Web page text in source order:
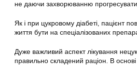
не даючи захворюванню прогресувати.
Як і при цукровому діабеті, пацієнт
життя бути на спеціалізованих
Дуже важливий аспект лікування
правильно складений раціон. В